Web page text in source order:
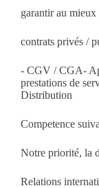
garantir au mieux
contrats privés /
- CGV / CGA-
prestations de
Distribution
Competence
Notre priorité, la
Relations